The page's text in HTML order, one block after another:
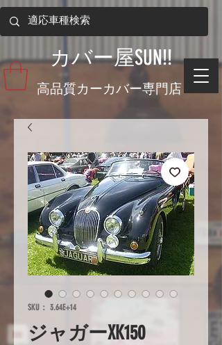
​高品質カーカバー専門店
​カバー屋SUN!!
SKU： 3.64E+14
ジャガーXK150